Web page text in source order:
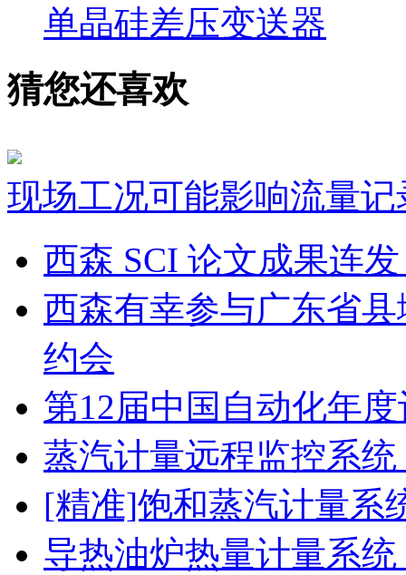
单晶硅差压变送器
猜您还喜欢
现场工况可能影响流量
西森 SCI 论文成果连
西森有幸参与广东省
约会
第12届中国自动化年
蒸汽计量远程监控系
[精准]饱和蒸汽计量系
导热油炉热量计量系